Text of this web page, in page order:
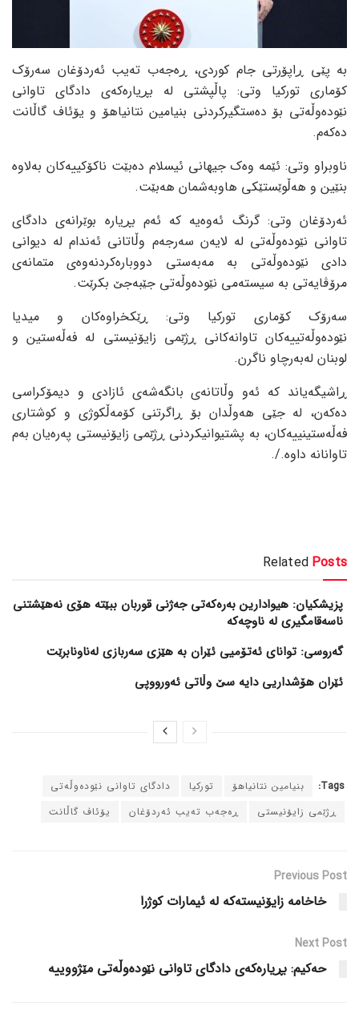
بە پێی ڕاپۆرتی جام کوردی، ڕەجەب تەیب ئەردۆغان سەرۆک
کۆماری تورکیا وتی: پاڵپشتی لە بڕیارەکەی دادگای تاوانی
نێودەوڵەتی بۆ دەستگیرکردنی بنیامین نتانیاهۆ و یۆئاف گاڵانت
دەکەم.
ناوبراو وتی: ئێمە وەک جیهانی ئیسلام دەبێت ناکۆکییەکان بەلاوە
بنێین و هەڵوێستێکی هاوبەشمان هەبێت.
ئەردۆغان وتی: گرنگ ئەوەیە کە ئەم بڕیارە بوێرانەی دادگای
تاوانی نێودەوڵەتی لە لایەن سەرجەم وڵاتانی ئەندام لە دیوانی
دادی نێودەوڵەتی بە مەبەستی دووبارەکردنەوەی متمانەی
مرۆڤایەتی بە سیستەمی نێودەوڵەتی جێبەجێ بکرێت.
سەرۆک کۆماری تورکیا وتی: ڕێکخراوەکان و میدیا
نێودەوڵەتییەکان تاوانەکانی ڕژێمی زایۆنیستی لە فەڵەستین و
لوبنان لەبەرچاو ناگرن.
ڕاشیگەیاند کە ئەو وڵاتانەی بانگەشەی ئازادی و دیمۆکراسی
دەکەن، لە جێی هەوڵدان بۆ ڕاگرتنی کۆمەڵکوژی و کوشتاری
فەڵەستینییەکان، بە پشتیوانیکردنی ڕژێمی زایۆنیستی پەرەیان بەم
تاوانانە داوە./.
Related Posts
پزیشکیان: هیوادارین بەرەکەتی جەژنی قوربان ببێتە هۆی نەهێشتنی
ناسەقامگیری لە ناوچەکە
گەروسی: توانای ئەتۆمیی ئێران بە هێزی سەربازی لەناونابرێت
ئێران هۆشداریی دایە سێ وڵاتی ئەورووپی
Tags: بنیامین نتانیاهۆ تورکیا
دادگای تاوانی نێودەوڵەتی
ڕژێمی زایۆنیستی
ڕەجەب تەیب ئەردۆغان یۆئاف گاڵانت
Previous Post
خاخامە زایۆنیستەکە لە ئیمارات کوژرا
Next Post
حەکیم: بڕیارەکەی دادگای تاوانی نێودەوڵەتی مێژووییە